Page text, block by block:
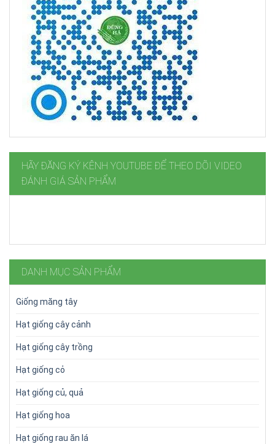
HÃY ĐĂNG KÝ KÊNH YOUTUBE ĐỂ THEO DÕI VIDEO
ĐÁNH GIÁ SẢN PHẨM
DANH MỤC SẢN PHẨM
Giống măng tây
Hạt giống cây cảnh
Hạt giống cây trồng
Hạt giống cỏ
Hạt giống củ, quả
Hạt giống hoa
Hạt giống rau ăn lá